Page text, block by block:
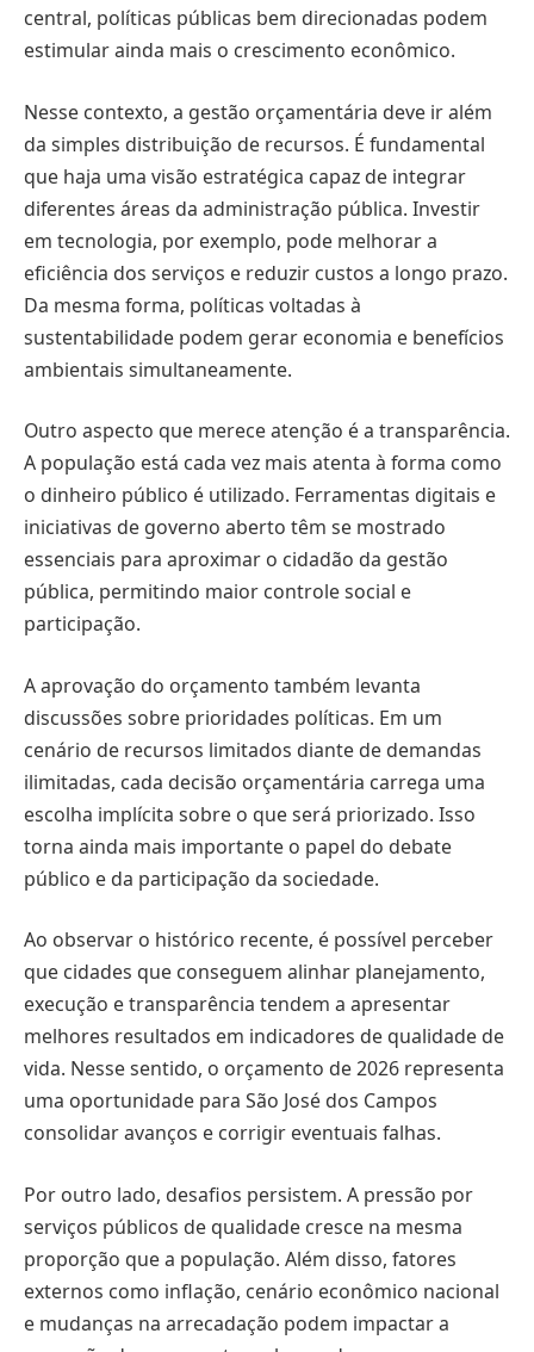
central, políticas públicas bem direcionadas podem
estimular ainda mais o crescimento econômico.
Nesse contexto, a gestão orçamentária deve ir além
da simples distribuição de recursos. É fundamental
que haja uma visão estratégica capaz de integrar
diferentes áreas da administração pública. Investir
em tecnologia, por exemplo, pode melhorar a
eficiência dos serviços e reduzir custos a longo prazo.
Da mesma forma, políticas voltadas à
sustentabilidade podem gerar economia e benefícios
ambientais simultaneamente.
Outro aspecto que merece atenção é a transparência.
A população está cada vez mais atenta à forma como
o dinheiro público é utilizado. Ferramentas digitais e
iniciativas de governo aberto têm se mostrado
essenciais para aproximar o cidadão da gestão
pública, permitindo maior controle social e
participação.
A aprovação do orçamento também levanta
discussões sobre prioridades políticas. Em um
cenário de recursos limitados diante de demandas
ilimitadas, cada decisão orçamentária carrega uma
escolha implícita sobre o que será priorizado. Isso
torna ainda mais importante o papel do debate
público e da participação da sociedade.
Ao observar o histórico recente, é possível perceber
que cidades que conseguem alinhar planejamento,
execução e transparência tendem a apresentar
melhores resultados em indicadores de qualidade de
vida. Nesse sentido, o orçamento de 2026 representa
uma oportunidade para São José dos Campos
consolidar avanços e corrigir eventuais falhas.
Por outro lado, desafios persistem. A pressão por
serviços públicos de qualidade cresce na mesma
proporção que a população. Além disso, fatores
externos como inflação, cenário econômico nacional
e mudanças na arrecadação podem impactar a